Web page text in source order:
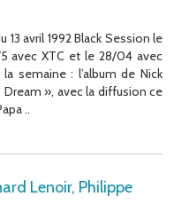
13 avril 1992 Black Session le
avec XTC et le 28/04 avec
semaine : l’album de Nick
Dream », avec la diffusion ce
..
Lenoir, Philippe